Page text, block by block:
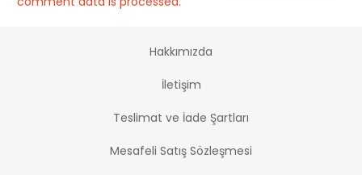
Hakkımızda
İletişim
Teslimat ve İade Şartları
Mesafeli Satış Sözleşmesi